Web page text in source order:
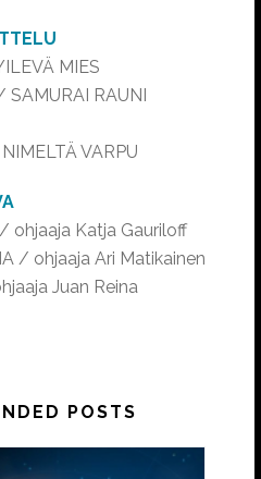
MIES
RAUNI
VARPU
ohjaaja Katja Gauriloff
/ ohjaaja Ari Matikainen
Juan Reina
POSTS